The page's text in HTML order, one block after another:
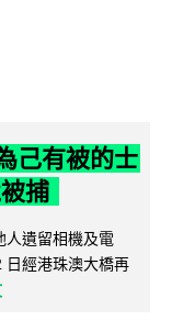
己有被的士
捕
人遺留相機及電
日經港珠澳大橋再